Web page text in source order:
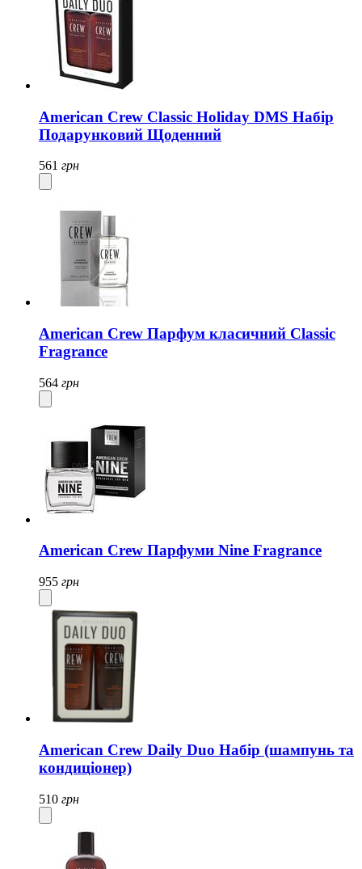
American Crew Classic Holiday DMS Набір
Подарунковий Щоденний
561 грн
American Crew Парфум класичний Classic
Fragrance
564 грн
American Crew Парфуми Nine Fragrance
955 грн
American Crew Daily Duo Набір (шампунь та
кондиціонер)
510 грн